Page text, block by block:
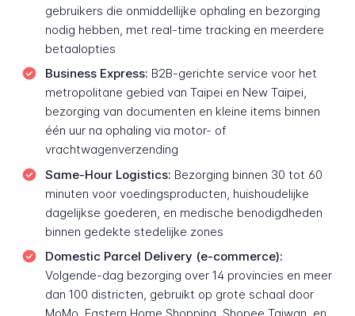
gebruikers die onmiddellijke ophaling en bezorging
nodig hebben, met real-time tracking en meerdere
betaalopties
Business Express: B2B-gerichte service voor het
metropolitane gebied van Taipei en New Taipei,
bezorging van documenten en kleine items binnen
één uur na ophaling via motor- of
vrachtwagenverzending
Same-Hour Logistics: Bezorging binnen 30 tot 60
minuten voor voedingsproducten, huishoudelijke
dagelijkse goederen, en medische benodigdheden
binnen gedekte stedelijke zones
Domestic Parcel Delivery (e-commerce):
Volgende-dag bezorging over 14 provincies en meer
dan 100 districten, gebruikt op grote schaal door